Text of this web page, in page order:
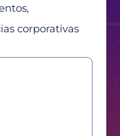
corporativas